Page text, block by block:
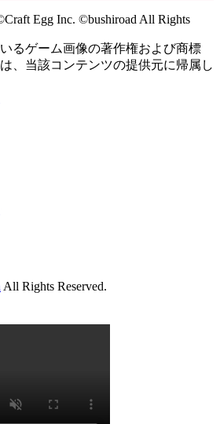
Egg Inc. ©bushiroad All Rights
るゲーム画像の著作権および商標
、当該コンテンツの提供元に帰属し
All Rights Reserved.